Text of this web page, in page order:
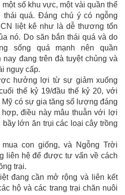
số khu vực, một vài quần thể
thái quá. Đáng chú ý có ngỗng
liệt kê như là dễ thương tổn
nó. Do săn bắn thái quá và do
sống quá mạnh nên quần
đang trên đà tuyệt chủng và
nguy cấp.
hưởng lợi từ sự giảm xuống
thế kỷ 19/đầu thế kỷ 20, với
có sự gia tăng số lượng đáng
điều này mâu thuẫn với lợi
lớn ăn trụi các loại cây trồng
con giống, và Ngỗng Trời
liên hệ để được tư vấn về cách
trại.
đang cần mở rộng và liên kết
hộ và các trang trại chăn nuôi